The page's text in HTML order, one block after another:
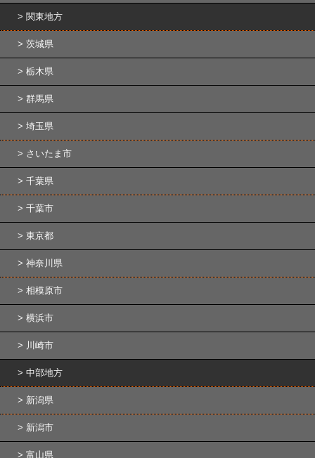
関東地方
茨城県
栃木県
群馬県
埼玉県
さいたま市
千葉県
千葉市
東京都
神奈川県
相模原市
横浜市
川崎市
中部地方
新潟県
新潟市
富山県